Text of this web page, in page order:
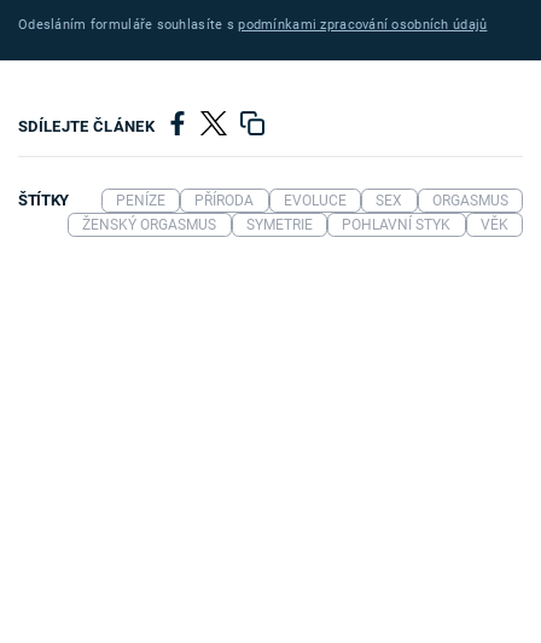
Odesláním formuláře souhlasíte spodmínkami zpracování osobních údajů
SDÍLEJTE ČLÁNEK
ŠTÍTKY PENÍZE PŘÍRODA EVOLUCE SEX
ORGASMUS
ŽENSKÝ ORGASMUS
SYMETRIE POHLAVNÍ STYK VĚK